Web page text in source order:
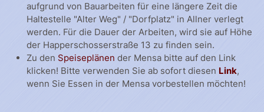
aufgrund von Bauarbeiten für eine längere Zeit die
Haltestelle "Alter Weg" / "Dorfplatz" in Allner verlegt
werden. Für die Dauer der Arbeiten, wird sie auf Höhe
der Happerschosserstraße 13 zu finden sein.
Zu den Speiseplänen der Mensa bitte auf den Link
klicken! Bitte verwenden Sie ab sofort diesen Link,
wenn Sie Essen in der Mensa vorbestellen möchten!